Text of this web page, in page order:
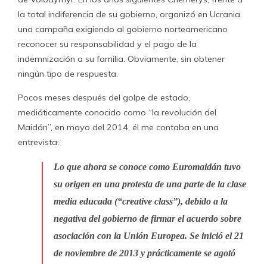
la total indiferencia de su gobierno, organizó en Ucrania
una campaña exigiendo al gobierno norteamericano
reconocer su responsabilidad y el pago de la
indemnización a su familia. Obviamente, sin obtener
ningún tipo de respuesta.
Pocos meses después del golpe de estado,
mediáticamente conocido como “la revolución del
Maidán”, en mayo del 2014, él me contaba en una
entrevista:
Lo que ahora se conoce como Euromaidán tuvo
su origen en una protesta de una parte de la clase
media educada (“creative class”), debido a la
negativa del gobierno de firmar el acuerdo sobre
asociación con la Unión Europea. Se inició el 21
de noviembre de 2013 y prácticamente se agotó